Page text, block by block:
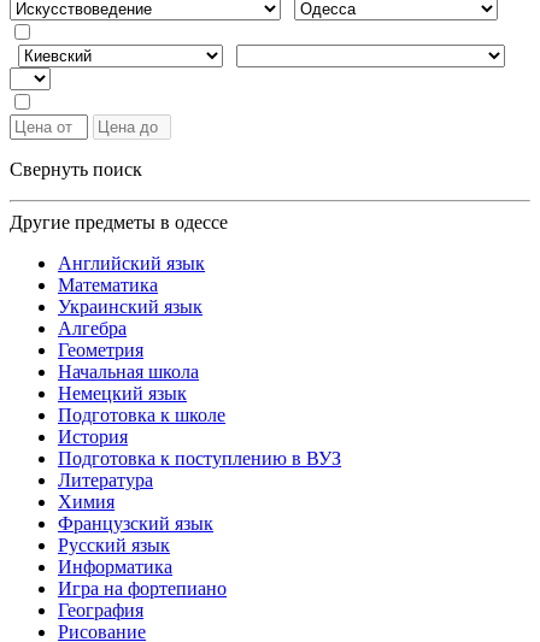
Свернуть поиск
Другие предметы в одессе
Английский язык
Математика
Украинский язык
Алгебра
Геометрия
Начальная школа
Немецкий язык
Подготовка к школе
История
Подготовка к поступлению в ВУЗ
Литература
Химия
Французский язык
Русский язык
Информатика
Игра на фортепиано
География
Рисование